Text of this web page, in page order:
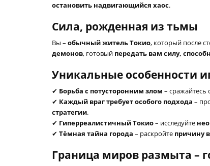
остановить надвигающийся хаос.
Сила, рожденная из тьмы
Вы – обычный житель Токио, который после
демонов, готовый передать вам силу,
Уникальные особенности
✔ Борьба с потусторонним злом – сражайтесь
✔ Каждый враг требует особого подхода –
стратегии.
✔ Гиперреалистичный Токио– исследуйте
✔ Тёмная тайна города – раскройте причину
Граница миров размыта –